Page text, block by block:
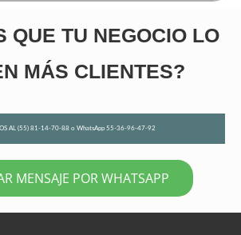
QUE TU NEGOCIO LO
MÁS CLIENTES?
AL (55) 81-14-70-88 o WhatsApp 55-36-96-47-92
MENSAJE POR WHATSAPP